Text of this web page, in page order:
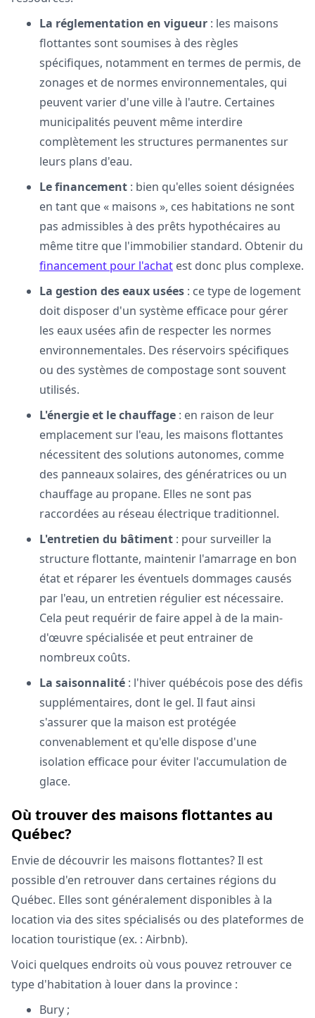
La réglementation en vigueur : les maisons
flottantes sont soumises à des règles
spécifiques, notamment en termes de permis, de
zonages et de normes environnementales, qui
peuvent varier d'une ville à l'autre. Certaines
municipalités peuvent même interdire
complètement les structures permanentes sur
leurs plans d'eau.
Le financement : bien qu'elles soient désignées
en tant que « maisons », ces habitations ne sont
pas admissibles à des prêts hypothécaires au
même titre que l'immobilier standard. Obtenir du
financement pour l'achat est donc plus complexe.
La gestion des eaux usées : ce type de logement
doit disposer d'un système efficace pour gérer
les eaux usées afin de respecter les normes
environnementales. Des réservoirs spécifiques
ou des systèmes de compostage sont souvent
utilisés.
L'énergie et le chauffage : en raison de leur
emplacement sur l'eau, les maisons flottantes
nécessitent des solutions autonomes, comme
des panneaux solaires, des génératrices ou un
chauffage au propane. Elles ne sont pas
raccordées au réseau électrique traditionnel.
L'entretien du bâtiment : pour surveiller la
structure flottante, maintenir l'amarrage en bon
état et réparer les éventuels dommages causés
par l'eau, un entretien régulier est nécessaire.
Cela peut requérir de faire appel à de la main-
d'œuvre spécialisée et peut entrainer de
nombreux coûts.
La saisonnalité : l'hiver québécois pose des défis
supplémentaires, dont le gel. Il faut ainsi
s'assurer que la maison est protégée
convenablement et qu'elle dispose d'une
isolation efficace pour éviter l'accumulation de
glace.
Où trouver des maisons flottantes au
Québec?
Envie de découvrir les maisons flottantes? Il est
possible d'en retrouver dans certaines régions du
Québec. Elles sont généralement disponibles à la
location via des sites spécialisés ou des plateformes de
location touristique (ex. : Airbnb).
Voici quelques endroits où vous pouvez retrouver ce
type d'habitation à louer dans la province :
Bury ;